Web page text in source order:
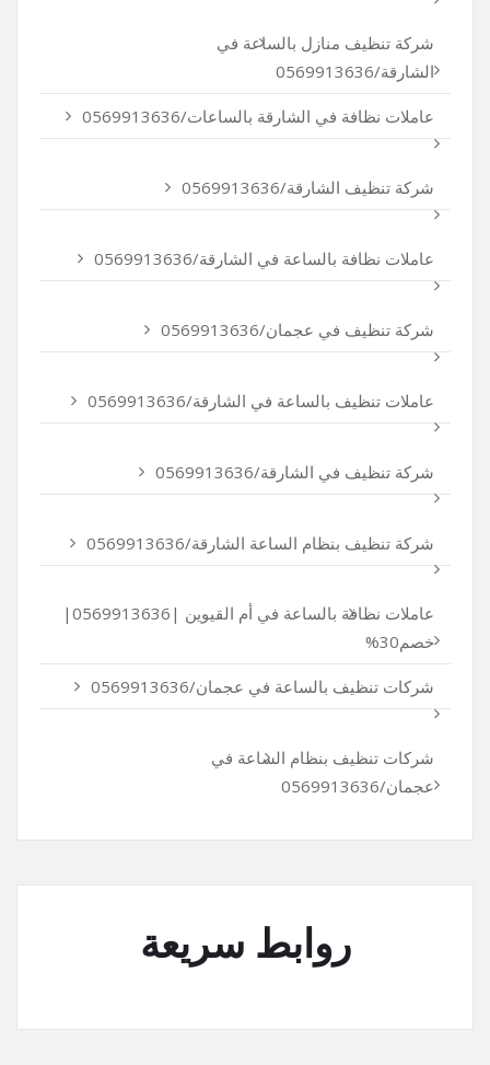
شركة تنظيف منازل بالساعة في
الشارقة/0569913636
عاملات نظافة في الشارقة بالساعات/0569913636
شركة تنظيف الشارقة/0569913636
عاملات نظافة بالساعة في الشارقة/0569913636
شركة تنظيف في عجمان/0569913636
عاملات تنظيف بالساعة في الشارقة/0569913636
شركة تنظيف في الشارقة/0569913636
شركة تنظيف بنظام الساعة الشارقة/0569913636
عاملات نظافة بالساعة في أم القيوين |0569913636|
خصم30%
شركات تنظيف بالساعة في عجمان/0569913636
شركات تنظيف بنظام الساعة في
عجمان/0569913636
روابط سريعة